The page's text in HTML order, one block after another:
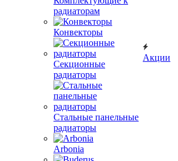
радиаторам
Конвекторы
Секционные
радиаторы
Стальные панельные
радиаторы
Arbonia
Акции